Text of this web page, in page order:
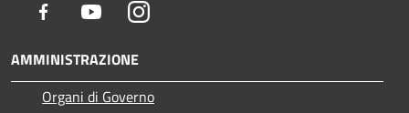
Facebook YoutubeInstagram
AMMINISTRAZIONE
Organi di Governo